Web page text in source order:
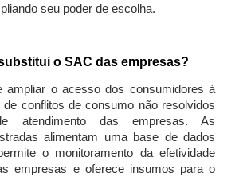
seu poder de escolha.
o SAC das empresas?
ampliar o acesso dos consumidores à
de conflitos de consumo não resolvidos
atendimento das empresas. As
alimentam uma base de dados
o monitoramento da efetividade
empresas e oferece insumos para o